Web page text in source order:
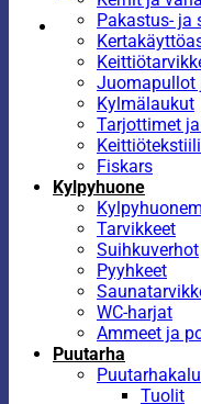
Pakastus- ja
Juomapullot
Kylmälaukut
Tarjottimet
Fiskars
Kylpyhuone
Tarvikkeet
Suihkuverhot
Pyyhkeet
WC-harjat
Ammeet ja
Puutarha
Tuolit